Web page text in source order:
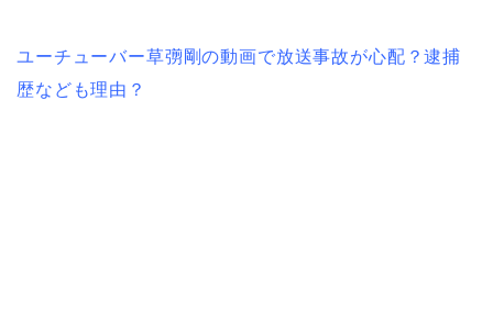
ユーチューバー草彅剛の動画で放送事故が心配？逮捕
歴なども理由？